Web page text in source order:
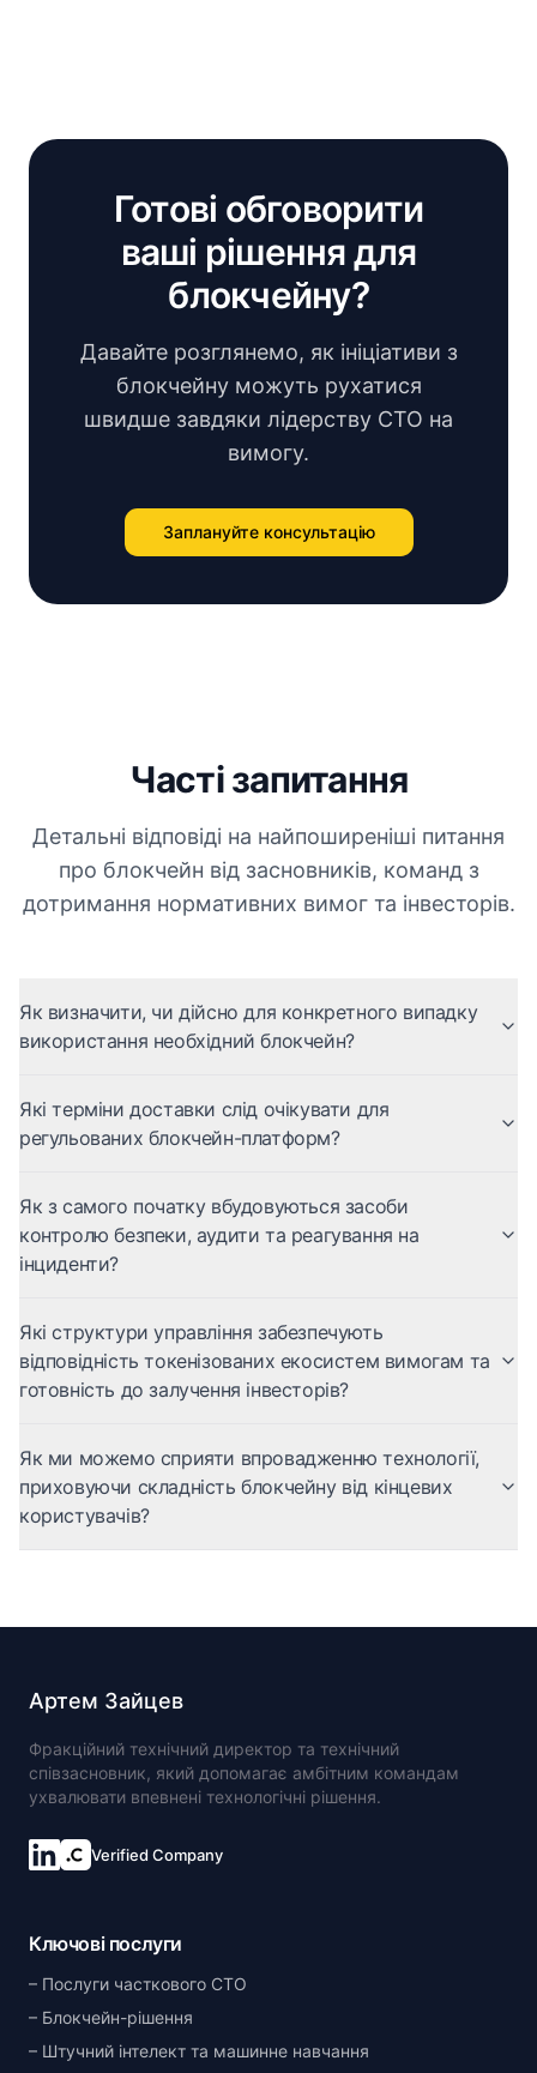
Готові обговорити
ваші рішення для
блокчейну?
Давайте розглянемо, як ініціативи з
блокчейну можуть рухатися
швидше завдяки лідерству CTO на
вимогу.
Заплануйте консультацію
Часті запитання
Детальні відповіді на найпоширеніші питання
про блокчейн від засновників, команд з
дотримання нормативних вимог та інвесторів.
Як визначити, чи дійсно для конкретного випадку
використання необхідний блокчейн?
Які терміни доставки слід очікувати для
регульованих блокчейн-платформ?
Як з самого початку вбудовуються засоби
контролю безпеки, аудити та реагування на
інциденти?
Які структури управління забезпечують
відповідність токенізованих екосистем вимогам та
готовність до залучення інвесторів?
Як ми можемо сприяти впровадженню технології,
приховуючи складність блокчейну від кінцевих
користувачів?
Артем Зайцев
Фракційний технічний директор та технічний
співзасновник, який допомагає амбітним командам
ухвалювати впевнені технологічні рішення.
Verified Company
Ключові послуги
Послуги часткового CTO
Блокчейн-рішення
Штучний інтелект та машинне навчання